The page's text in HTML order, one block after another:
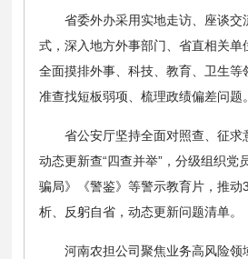
省委外办采用实地走访、座谈交
式，深入地方外事部门、省直相关单
全面摸排外事、科技、教育、卫生等
准查找短板弱项、梳理政绩偏差问题。
省公安厅坚持全面对照查、征求
动态更新查“四查并举”，分级组织党
骗局》《警鉴》等警示教育片，推动
析、反躬自省，动态更新问题清单。
河南农担公司聚焦业务高风险领